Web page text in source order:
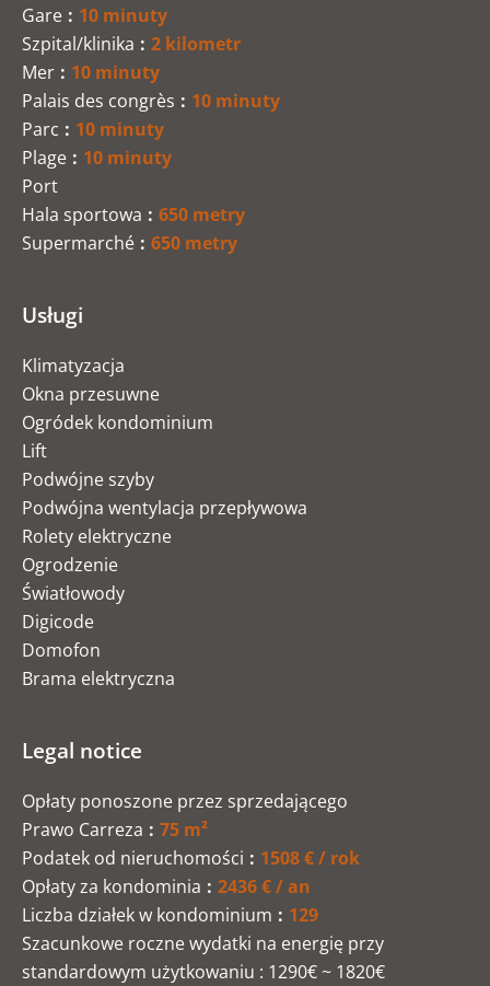
Gare
10 minuty
Szpital/klinika
2 kilometr
Mer
10 minuty
Palais des congrès
10 minuty
Parc
10 minuty
Plage
10 minuty
Port
Hala sportowa
650 metry
Supermarché
650 metry
Usługi
Klimatyzacja
Okna przesuwne
Ogródek kondominium
Lift
Podwójne szyby
Podwójna wentylacja przepływowa
Rolety elektryczne
Ogrodzenie
Światłowody
Digicode
Domofon
Brama elektryczna
Legal notice
Opłaty ponoszone przez sprzedającego
Prawo Carreza
75 m²
Podatek od nieruchomości
1508 € / rok
Opłaty za kondominia
2436 € / an
Liczba działek w kondominium
129
Szacunkowe roczne wydatki na energię przy
standardowym użytkowaniu : 1290€ ~ 1820€